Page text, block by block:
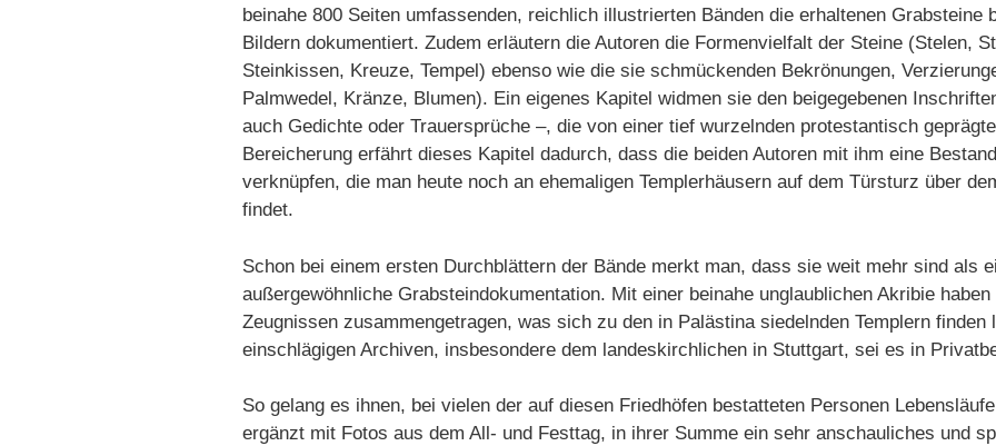
beinahe 800 Seiten umfassenden, reichlich illustrierten Bänden die erhaltenen Grabsteine
Bildern dokumentiert. Zudem erläutern die Autoren die Formenvielfalt der Steine (Stelen,
Steinkissen, Kreuze, Tempel) ebenso wie die sie schmückenden Bekrönungen,
Palmwedel, Kränze, Blumen). Ein eigenes Kapitel widmen sie den beigegebenen
auch Gedichte oder Trauersprüche –, die von einer tief wurzelnden protestantisch
Bereicherung erfährt dieses Kapitel dadurch, dass die beiden Autoren mit ihm eine
verknüpfen, die man heute noch an ehemaligen Templerhäusern auf dem Türsturz über
findet.
Schon bei einem ersten Durchblättern der Bände merkt man, dass sie weit mehr sind als
außergewöhnliche Grabsteindokumentation. Mit einer beinahe unglaublichen Akribie
Zeugnissen zusammengetragen, was sich zu den in Palästina siedelnden Templern
einschlägigen Archiven, insbesondere dem landeskirchlichen in Stuttgart, sei es in
So gelang es ihnen, bei vielen der auf diesen Friedhöfen bestatteten Personen
ergänzt mit Fotos aus dem All- und Festtag, in ihrer Summe ein sehr anschauliches und